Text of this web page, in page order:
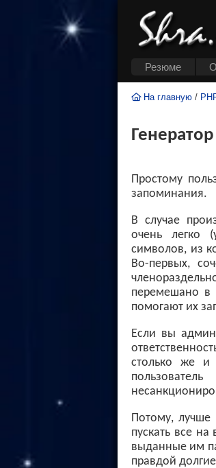
Резюме
На главную /
Простому
запоминания.
В случае
очень легко
символов, из
Во-первых,
перемешано в
помогают их
Если вы
столько же и
Потому, лучше
пускать все
выданные им
правдой